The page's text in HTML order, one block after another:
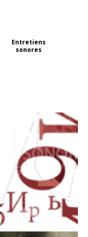
senti un pistolet
si jolie, on était si
2009 par Marta Craveri
Entretiens
sonores